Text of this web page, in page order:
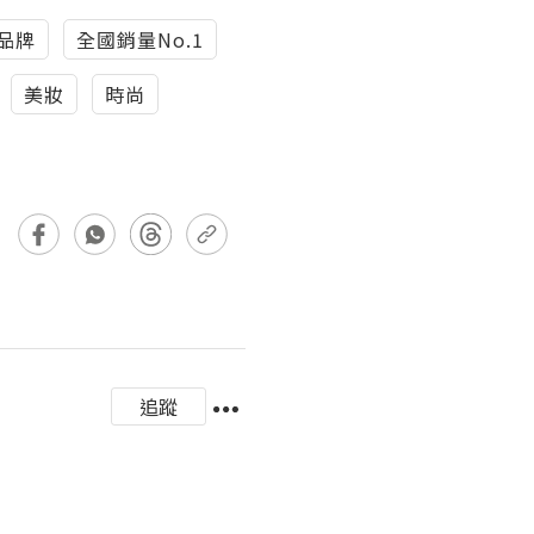
牌
全國銷量No.1
美妝
時尚
追蹤